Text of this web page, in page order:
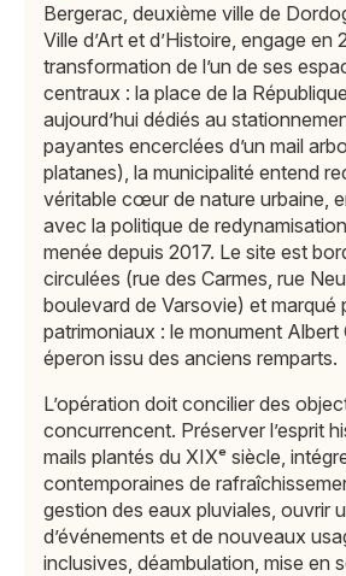
Bergerac, deuxième ville de
Ville d’Art et d’Histoire, engage en
transformation de l’un de ses
centraux : la place de la
aujourd’hui dédiés au
payantes encerclées d’un mail
platanes), la municipalité entend
véritable cœur de nature urbaine,
avec la politique de
menée depuis 2017. Le site est
circulées (rue des Carmes, rue
boulevard de Varsovie) et marqué
patrimoniaux : le monument Albert
éperon issu des anciens remparts.
L’opération doit concilier des
concurrencent. Préserver l’esprit
mails plantés du XIXᵉ siècle,
contemporaines de
gestion des eaux pluviales, ouvrir
d’événements et de nouveaux
inclusives, déambulation, mise en